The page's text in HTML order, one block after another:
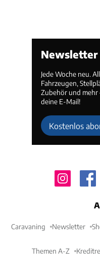
Newsletter
Jede Woche neu.
Fahrzeugen,
Zubehör und mehr
deine E-Mail!
Kostenlos
Caravaning Newsletter
Themen A-Z